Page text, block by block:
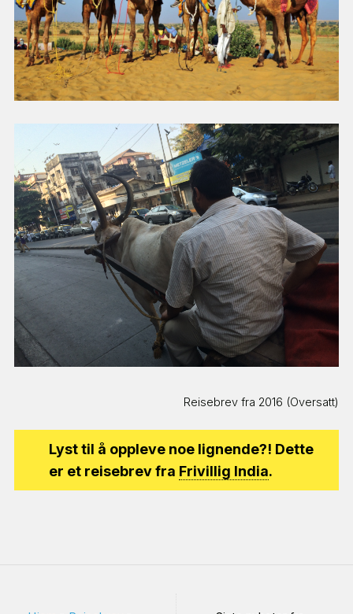
Reisebrev fra 2016 (Oversatt)
Lyst til å oppleve noe lignende?! Dette
er et reisebrev fra Frivillig India.